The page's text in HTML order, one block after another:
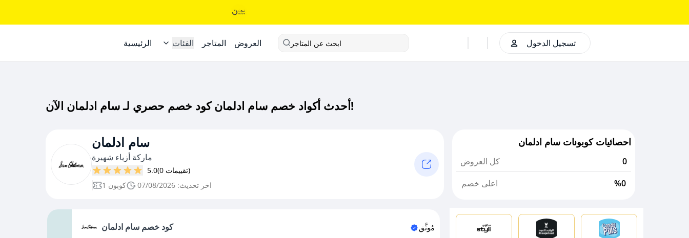
الرئيسية الفئات المتاجر العروض ابحث عن المتاجر تسجيل الدخول
أحدث أكواد خصم سام ادلمان كود خصم حصري لـ سام ادلمان الآن!
سام ادلمان
ماركة أزياء شهيرة
5.0
(0 تقييمات)
1 كوبون
اخر تحديث: 07/08/2026
احصائيات كوبونات سام ادلمان
كل العروض
0
اعلى خصم
%0
كود خصم سام ادلمان مُوثَّق